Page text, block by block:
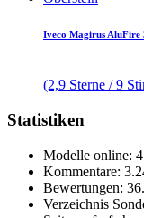
Iveco Magirus AluFire
(2,9 Sterne / 9
Statistiken
Modelle online:
Kommentare:
Bewertungen:
Verzeichnis